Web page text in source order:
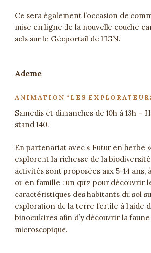
Ce sera également l’occasion de
mise en ligne de la nouvelle couche
sols sur le Géoportail de l’IGN.
Ademe
ANIMATION “LES
Samedis et dimanches de 10h à 13h –
stand 140.
En partenariat avec « Futur en herbe
explorent la richesse de la biodiversité
activités sont proposées aux 5-14 ans,
ou en famille : un quiz pour découvrir
caractéristiques des habitants du sol
exploration de la terre fertile à l’aide
binoculaires afin d’y découvrir la
microscopique.